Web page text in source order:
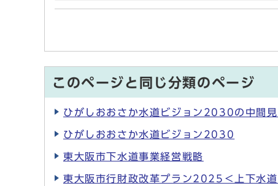
このページと同じ分類のページ
ひがしおおさか水道ビジョン2030の中間見
ひがしおおさか水道ビジョン2030
東大阪市下水道事業経営戦略
東大阪市行財政改革プラン2025＜上下水道